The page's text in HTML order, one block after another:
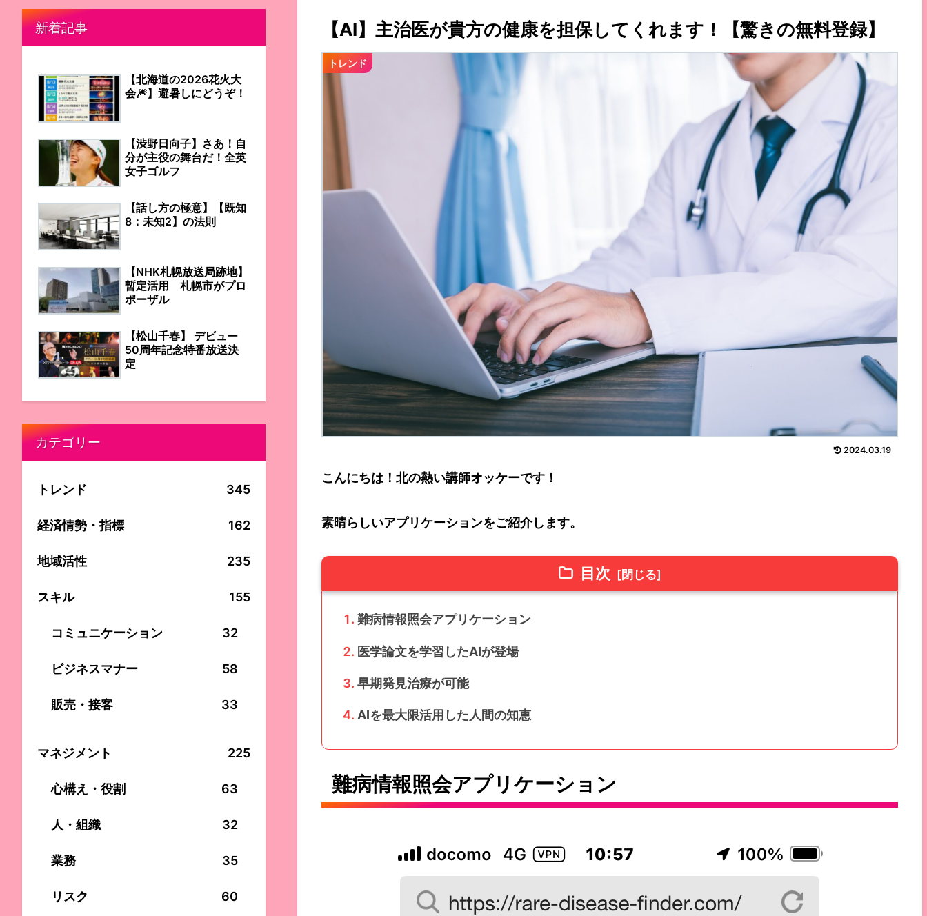
【AI】主治医が貴方の健康を担保してくれます！【驚きの無料登録】
トレンド
2024.03.19
こんにちは！北の熱い講師オッケーです！
素晴らしいアプリケーションをご紹介します。
目次
難病情報照会アプリケーション
医学論文を学習したAIが登場
早期発見治療が可能
AIを最大限活用した人間の知恵
難病情報照会アプリケーション
新着記事
【北海道の2026花火大
会🎆】避暑しにどうぞ！
【渋野日向子】さあ！自
分が主役の舞台だ！全英
女子ゴルフ
【話し方の極意】【既知
8：未知2】の法則
【NHK札幌放送局跡地】
暫定活用 札幌市がプロ
ポーザル
【松山千春】 デビュー
50周年記念特番放送決
定
カテゴリー
トレンド 345
経済情勢・指標 162
地域活性 235
スキル 155
コミュニケーション 32
ビジネスマナー 58
販売・接客 33
マネジメント 225
心構え・役割 63
人・組織 32
業務 35
リスク 60